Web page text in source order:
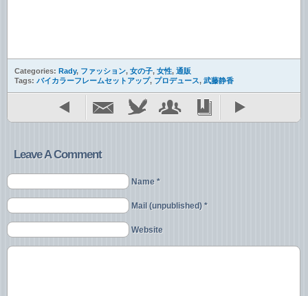
Categories: Rady, ファッション, 女の子, 女性, 通販
Tags: バイカラーフレームセットアップ, プロデュース, 武藤静香
Leave A Comment
Name *
Mail (unpublished) *
Website